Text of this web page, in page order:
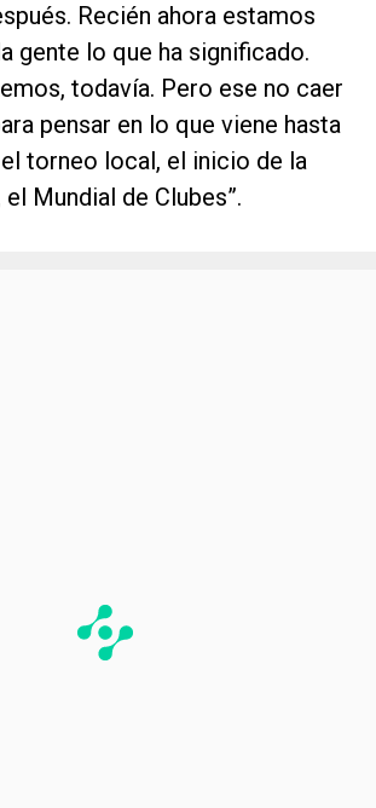
Recién ahora estamos
gente lo que ha significado.
todavía. Pero ese no caer
pensar en lo que viene hasta
torneo local, el inicio de la
Mundial de Clubes”.